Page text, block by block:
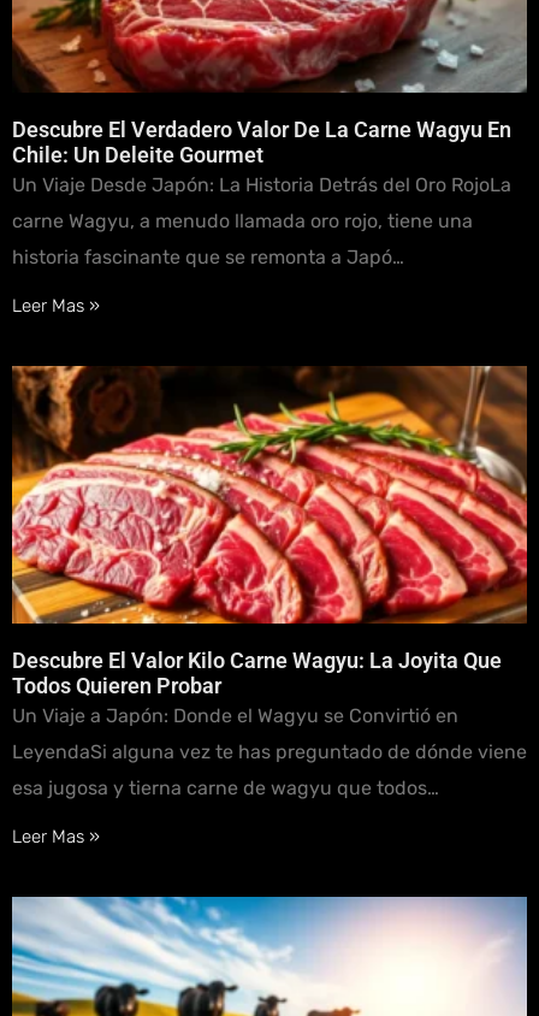
Descubre El Verdadero Valor De La Carne Wagyu En
Chile: Un Deleite Gourmet
Un Viaje Desde Japón: La Historia Detrás del Oro RojoLa
carne Wagyu, a menudo llamada oro rojo, tiene una
historia fascinante que se remonta a Japó…
Leer Mas »
Descubre El Valor Kilo Carne Wagyu: La Joyita Que
Todos Quieren Probar
Un Viaje a Japón: Donde el Wagyu se Convirtió en
LeyendaSi alguna vez te has preguntado de dónde viene
esa jugosa y tierna carne de wagyu que todos…
Leer Mas »